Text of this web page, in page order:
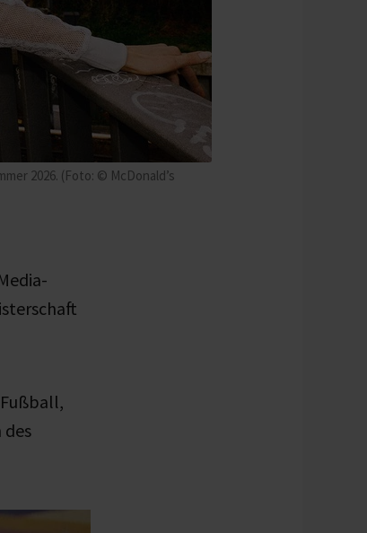
2026. (Foto: © McDonald’s
des